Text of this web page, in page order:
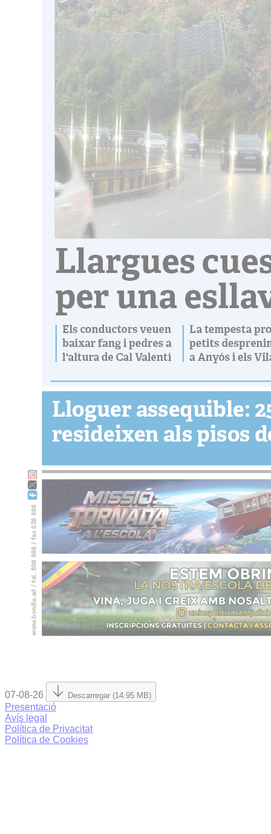
07-08-26 Descarregar (14.95 MB)
Presentació
Avís legal
Política de Privacitat
Política de Cookies